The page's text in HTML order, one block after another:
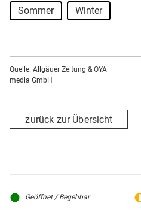
Sommer Winter
Quelle: Allgäuer Zeitung & OYA
media GmbH
zurück zur Übersicht
Geöffnet / Begehbar